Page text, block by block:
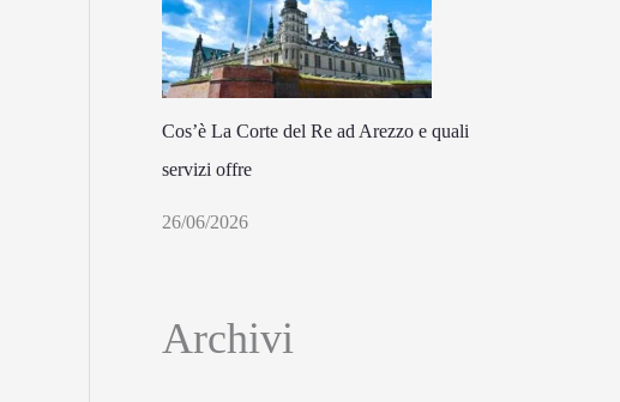
Cos’è La Corte del Re ad Arezzo e quali
servizi offre
26/06/2026
Archivi